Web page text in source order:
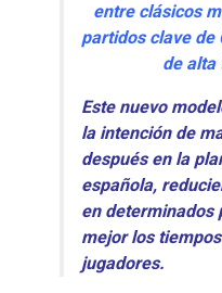
entre clásicos
partidos clave de
de alta
Este nuevo
la intención de
después en la
española,
en determinados
mejor los
jugadores.